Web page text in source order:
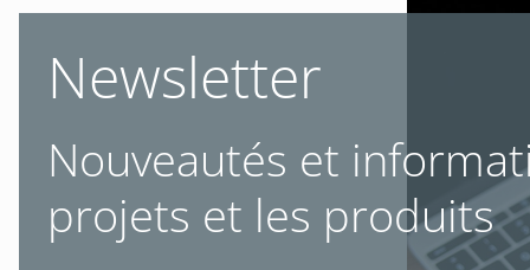
Newsletter
Nouveautés et
projets et les produits